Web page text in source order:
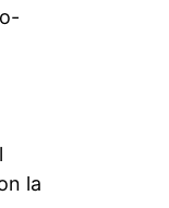
la